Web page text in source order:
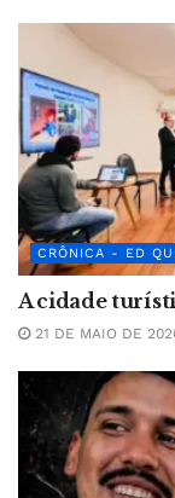
CRÔNICA - ED
A cidade
21 DE MAIO DE